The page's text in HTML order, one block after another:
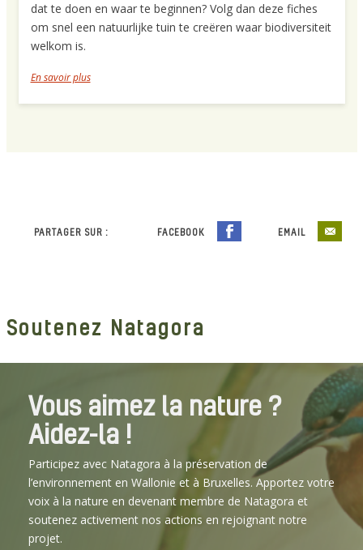
dat te doen en waar te beginnen? Volg dan deze fiches
om snel een natuurlijke tuin te creëren waar biodiversiteit
welkom is.
En savoir plus
PARTAGER SUR : FACEBOOK EMAIL
Soutenez Natagora
Vous aimez la nature ?
Aidez-la !
Participez avec Natagora à la préservation de
l’environnement en Wallonie et à Bruxelles. Apportez votre
voix à la nature en devenant membre de Natagora et
soutenez activement nos actions en rejoignant notre
projet.